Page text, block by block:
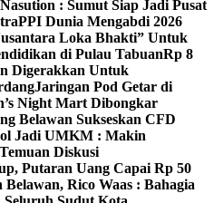
: Sumut Siap Jadi Pusat
PPI Dunia Mengabdi 2026
Loka Bhakti” Untuk
di Pulau TabuanRp 8
Digerakkan Untuk
Jaringan Pod Getar di
Night Mart Dibongkar
Belawan Sukseskan CFD
Jadi UMKM : Makin
Diskusi
Putaran Uang Capai Rp 50
Rico Waas : Bahagia